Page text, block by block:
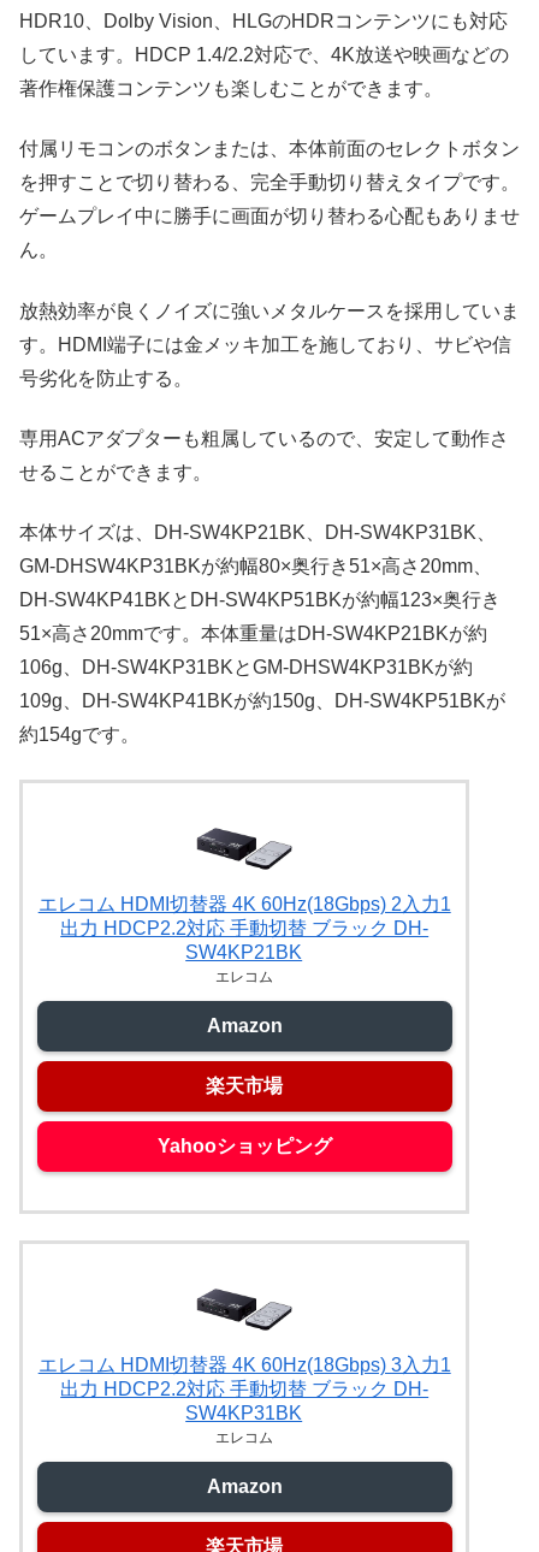
HDR10、Dolby Vision、HLGのHDRコンテンツにも対応
しています。HDCP 1.4/2.2対応で、4K放送や映画などの
著作権保護コンテンツも楽しむことができます。
付属リモコンのボタンまたは、本体前面のセレクトボタン
を押すことで切り替わる、完全手動切り替えタイプです。
ゲームプレイ中に勝手に画面が切り替わる心配もありませ
ん。
放熱効率が良くノイズに強いメタルケースを採用していま
す。HDMI端子には金メッキ加工を施しており、サビや信
号劣化を防止する。
専用ACアダプターも粗属しているので、安定して動作さ
せることができます。
本体サイズは、DH-SW4KP21BK、DH-SW4KP31BK、
GM-DHSW4KP31BKが約幅80×奥行き51×高さ20mm、
DH-SW4KP41BKとDH-SW4KP51BKが約幅123×奥行き
51×高さ20mmです。本体重量はDH-SW4KP21BKが約
106g、DH-SW4KP31BKとGM-DHSW4KP31BKが約
109g、DH-SW4KP41BKが約150g、DH-SW4KP51BKが
約154gです。
エレコム HDMI切替器 4K 60Hz(18Gbps) 2入力1
出力 HDCP2.2対応 手動切替 ブラック DH-
SW4KP21BK
エレコム
Amazon
楽天市場
Yahooショッピング
エレコム HDMI切替器 4K 60Hz(18Gbps) 3入力1
出力 HDCP2.2対応 手動切替 ブラック DH-
SW4KP31BK
エレコム
Amazon
楽天市場